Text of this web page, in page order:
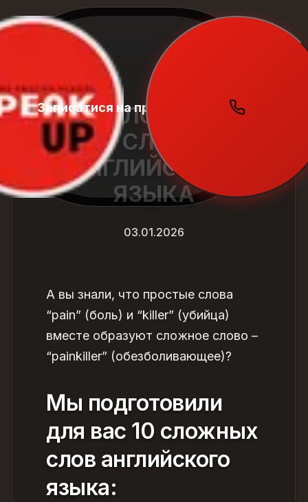
Записатися на пробний урок
10 СЛОЖНЫХ
СЛОВ
АНГЛИЙСКОГО
ЯЗЫКА
03.01.2026
А вы знали, что простые слова
“pain” (боль) и “killer” (убийца)
вместе образуют сложное слово –
“painkiller” (обезболивающее)?
Мы подготовили
для вас 10 сложных
слов английского
языка: